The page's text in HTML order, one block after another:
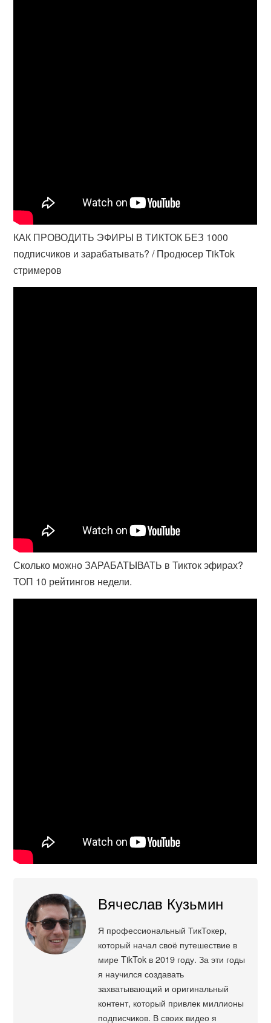
КАК ПРОВОДИТЬ ЭФИРЫ В ТИКТОК БЕЗ 1000
подписчиков и зарабатывать? / Продюсер TikTok
стримеров
Сколько можно ЗАРАБАТЫВАТЬ в Тикток эфирах?
ТОП 10 рейтингов недели.
Вячеслав Кузьмин
Я профессиональный ТикТокер,
который начал своё путешествие в
мире TikTok в 2019 году. За эти годы
я научился создавать
захватывающий и оригинальный
контент, который привлек миллионы
подписчиков. В своих видео я